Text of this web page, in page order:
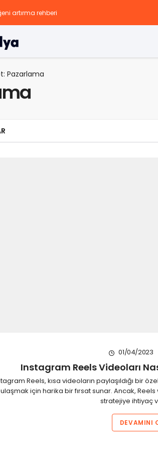
artırma rehberi
Kodu Eski Numarama Gidiyor
Yaş Sorunu: Nedir, Neden Var ve Nasıl Çözülür?
Pazarlama
01/04/2023
Instagram Reels Videoları
Reels, kısa videoların paylaşıldığı bir
ulaşmak için harika bir fırsat sunar. Ancak,
stratejiye ihtiyaç
DEVAMINI